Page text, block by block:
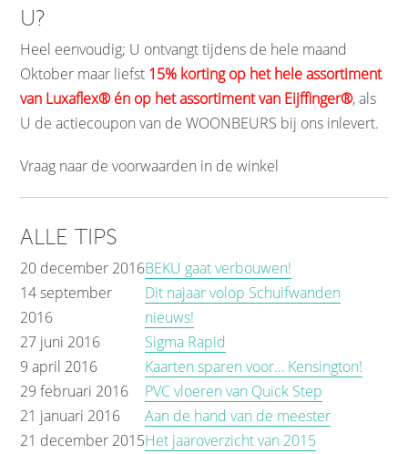
U?
Heel eenvoudig; U ontvangt tijdens de hele maand
Oktober maar liefst 15% korting op het hele assortiment
van Luxaflex® én op het assortiment van Eijffinger®, als
U de actiecoupon van de WOONBEURS bij ons inlevert.
Vraag naar de voorwaarden in de winkel
ALLE TIPS
20 december 2016BEKU gaat verbouwen!
14 september
2016
Dit najaar volop Schuifwanden
nieuws!
27 juni 2016
Sigma Rapid
9 april 2016
Kaarten sparen voor… Kensington!
29 februari 2016
PVC vloeren van Quick Step
21 januari 2016
Aan de hand van de meester
21 december 2015Het jaaroverzicht van 2015